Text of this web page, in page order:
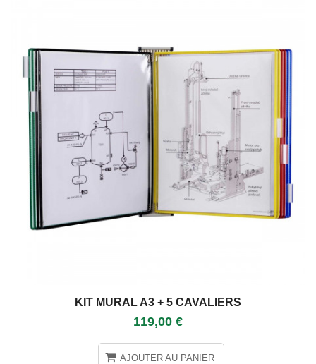
KIT MURAL A3 + 5 CAVALIERS
119,00 €
AJOUTER AU PANIER